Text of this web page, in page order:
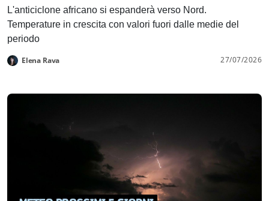
L'anticiclone africano si espanderà verso Nord.
Temperature in crescita con valori fuori dalle medie del
periodo
Elena Rava 27/07/2026